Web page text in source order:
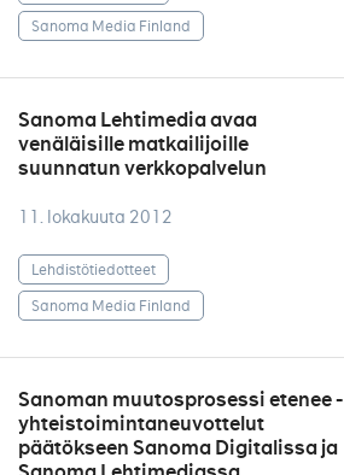
Sanoma Media Finland
Sanoma Lehtimedia avaa
venäläisille matkailijoille
suunnatun verkkopalvelun
11. lokakuuta 2012
Lehdistötiedotteet
Sanoma Media Finland
Sanoman muutosprosessi etenee -
yhteistoimintaneuvottelut
päätökseen Sanoma Digitalissa ja